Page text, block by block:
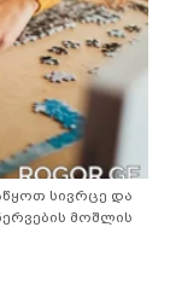
სივრცე და
მოშლის